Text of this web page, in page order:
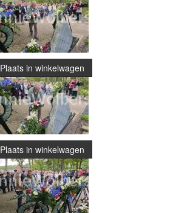
Plaats in winkelwagen
Plaats in winkelwagen